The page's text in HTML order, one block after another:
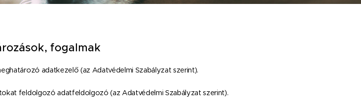
fogalmak
adatkezelő (az Adatvédelmi Szabályzat szerint).
feldolgozó adatfeldolgozó (az Adatvédelmi Szabályzat szerint).